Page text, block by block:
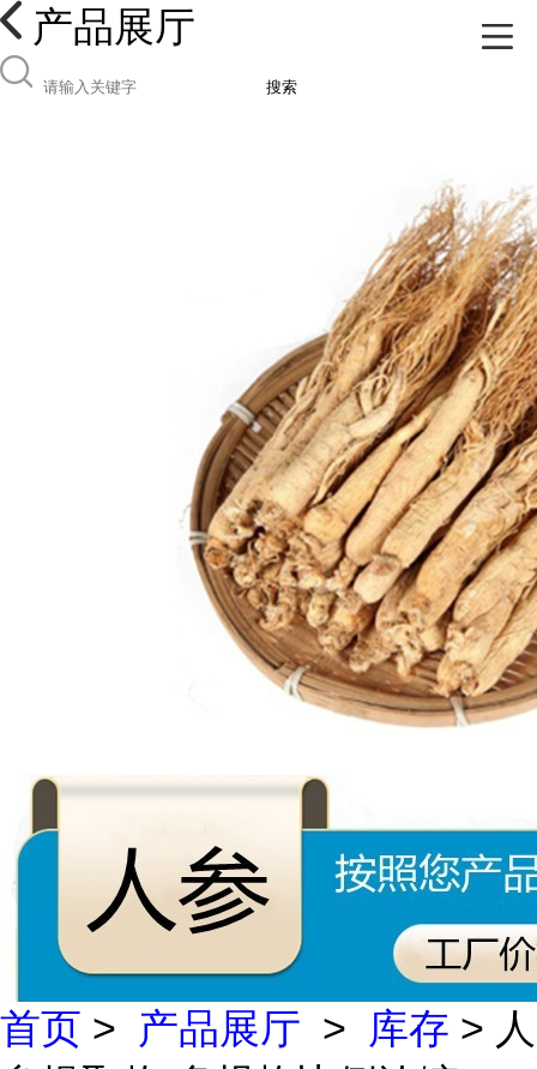
产品展厅
搜索
首页 > 产品展厅 > 库存 > 人